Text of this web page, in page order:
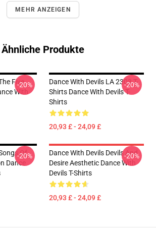
MEHR ANZEIGEN
Ähnliche Produkte
Five
With
-20%
Dance With Devils LA 2303 T-
Shirts Dance With Devils T-
Shirts
20,93 £ - 24,09 £
-20%
Of
Dance
-20%
Dance With Devils Devils And
Desire Aesthetic Dance With
Devils T-Shirts
20,93 £ - 24,09 £
-20%